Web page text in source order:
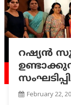
റഷ്യൻ
February 22,